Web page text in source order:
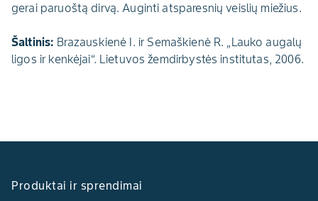
gerai paruoštą dirvą. Auginti atsparesnių veislių miežius.
Šaltinis: Brazauskienė I. ir Semaškienė R. „Lauko augalų
ligos ir kenkėjai“. Lietuvos žemdirbystės institutas, 2006.
Produktai ir sprendimai